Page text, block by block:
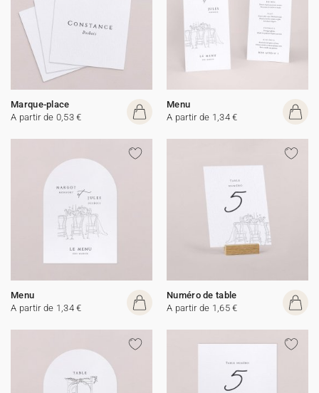
Marque-place
A partir de 0,53 €
Menu
A partir de 1,34 €
Menu
A partir de 1,34 €
Numéro de table
A partir de 1,65 €